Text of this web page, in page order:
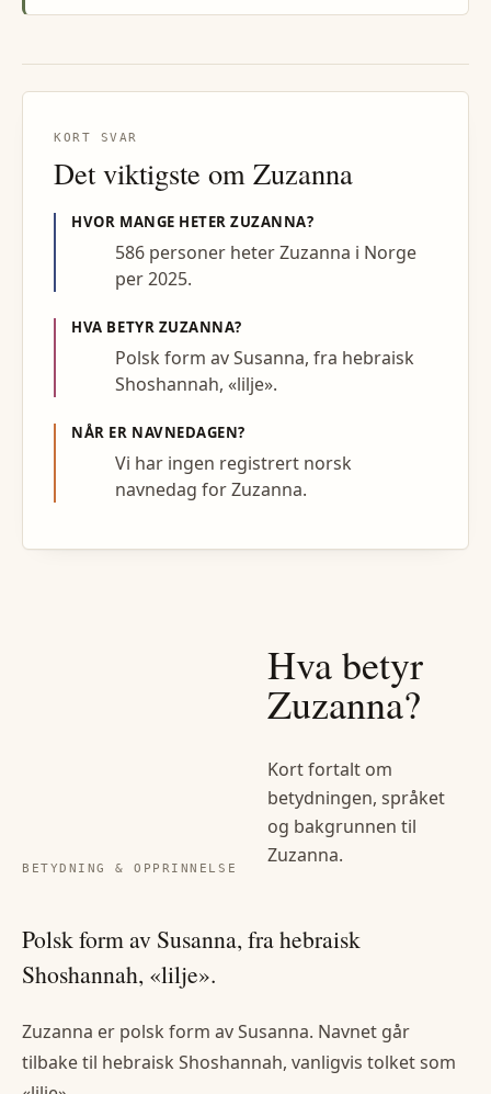
KORT SVAR
Det viktigste om Zuzanna
HVOR MANGE HETERZUZANNA?
586 personer heter Zuzanna i Norge
per 2025.
HVA BETYR ZUZANNA?
Polsk form av Susanna, fra hebraisk
Shoshannah, «lilje».
NÅR ER NAVNEDAGEN?
Vi har ingen registrert norsk
navnedag for Zuzanna.
BETYDNING & OPPRINNELSE
Hva betyr
Zuzanna?
Kort fortalt om
betydningen, språket
og bakgrunnen til
Zuzanna.
Polsk form av Susanna, fra hebraisk
Shoshannah, «lilje».
Zuzanna er polsk form av Susanna. Navnet går
tilbake til hebraisk Shoshannah, vanligvis tolket som